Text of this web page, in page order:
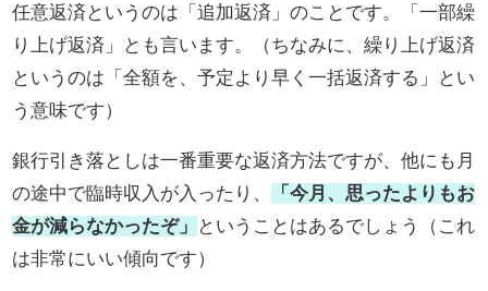
任意返済というのは「追加返済」のことです。「一部繰
り上げ返済」とも言います。（ちなみに、繰り上げ返済
というのは「全額を、予定より早く一括返済する」とい
う意味です）
銀行引き落としは一番重要な返済方法ですが、他にも月
の途中で臨時収入が入ったり、
「今月、思ったよりもお
金が減らなかったぞ」
ということはあるでしょう（これ
は非常にいい傾向です）